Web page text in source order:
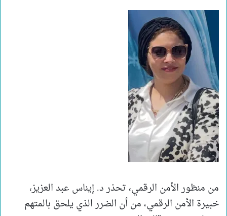
من منظور الأمن الرقمي، تحذر د. إيناس عبد العزيز،
خبيرة الأمن الرقمي، من أن الضرر الذي يلحق بالمتهم